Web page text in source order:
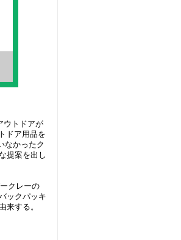
ウトドアが
ドア用品を
なかったク
提案を出し
クレーの
ックパッキ
来する。